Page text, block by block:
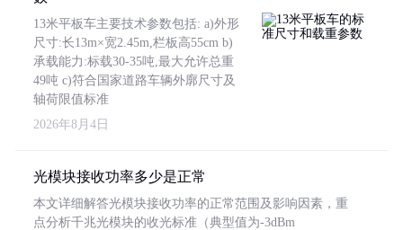
13米平板车主要技术参数包括: a)外形
尺寸:长13m×宽2.45m,栏板高55cm b)
承载能力:标载30-35吨,最大允许总重
49吨 c)符合国家道路车辆外廓尺寸及
轴荷限值标准
2026年8月4日
光模块接收功率多少是正常
本文详细解答光模块接收功率的正常范围及影响因素，重
点分析千兆光模块的收光标准（典型值为-3dBm